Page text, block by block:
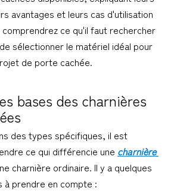
avantages et leurs cas d'utilisation
comprendrez ce qu'il faut rechercher
sélectionner le matériel idéal pour
de porte cachée.
bases des charnières
des types spécifiques, il est
ce qui différencie une charnière
charnière ordinaire. Il y a quelques
prendre en compte :